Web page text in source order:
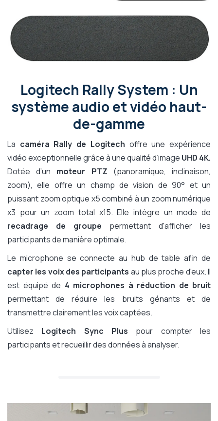
Logitech Rally System : Un
système audio et vidéo haut-
de-gamme
La caméra Rally de Logitech offre une expérience
vidéo exceptionnelle grâce à une qualité d’image UHD 4K.
Dotée d’un moteur PTZ (panoramique, inclinaison,
zoom), elle offre un champ de vision de 90° et un
puissant zoom optique x5 combiné à un zoom numérique
x3 pour un zoom total x15. Elle intègre un mode de
recadrage de groupe permettant d'afficher les
participants de manière optimale.
Le microphone se connecte au hub de table afin de
capter les voix des participants au plus proche d'eux. Il
est équipé de 4 microphones à réduction de bruit
permettant de réduire les bruits génants et de
transmettre clairement les voix captées.
Utilisez Logitech Sync Plus pour compter les
participants et recueillir des données à analyser.